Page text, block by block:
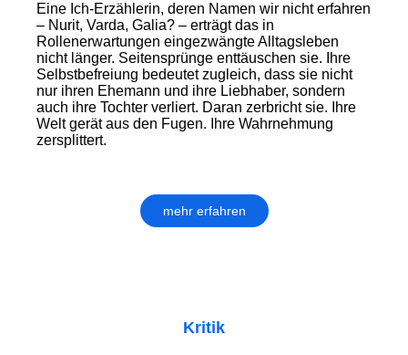
Eine Ich-Erzählerin, deren Namen wir nicht erfahren
– Nurit, Varda, Galia? – erträgt das in
Rollenerwartungen eingezwängte Alltagsleben
nicht länger. Seitensprünge enttäuschen sie. Ihre
Selbstbefreiung bedeutet zugleich, dass sie nicht
nur ihren Ehemann und ihre Liebhaber, sondern
auch ihre Tochter verliert. Daran zerbricht sie. Ihre
Welt gerät aus den Fugen. Ihre Wahrnehmung
zersplittert.
mehr erfahren
Kritik